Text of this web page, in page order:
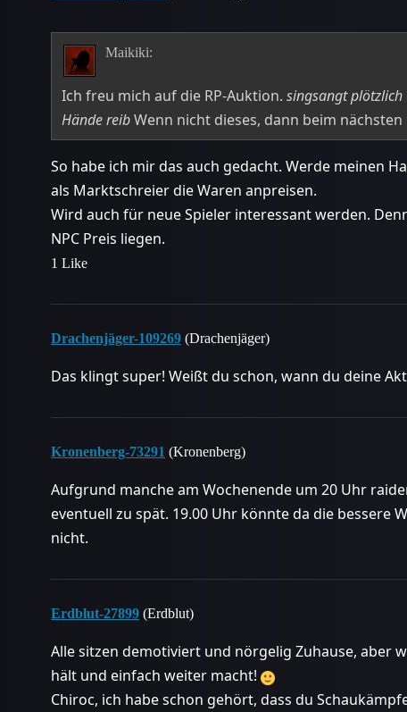
Maikiki:
Ich freu mich auf die RP-Auktion.singsangt plötzlich
Hände reibWenn nicht dieses, dann beim
So habe ich mir das auch gedacht. Werde meinen
als Marktschreier die Waren anpreisen.
Wird auch für neue Spieler interessant werden.
NPC Preis liegen.
1 Like
Drachenjäger-109269 (Drachenjäger)
Das klingt super! Weißt du schon, wann du deine
Kronenberg-73291 (Kronenberg)
Aufgrund manche am Wochenende um 20 Uhr
eventuell zu spät. 19.00 Uhr könnte da die bessere
nicht.
Erdblut-27899 (Erdblut)
Alle sitzen demotiviert und nörgelig Zuhause, aber
hält und einfach weiter macht!
Chiroc, ich habe schon gehört, dass du